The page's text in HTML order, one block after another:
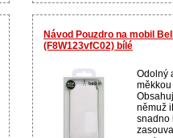
Návod Pouzdro na mobil
(F8W123vfC02) bílé
Odolný
němuž
snadno